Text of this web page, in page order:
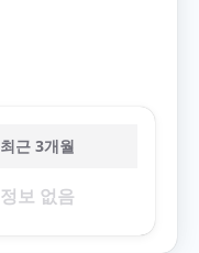
최근 3개월
정보 없음